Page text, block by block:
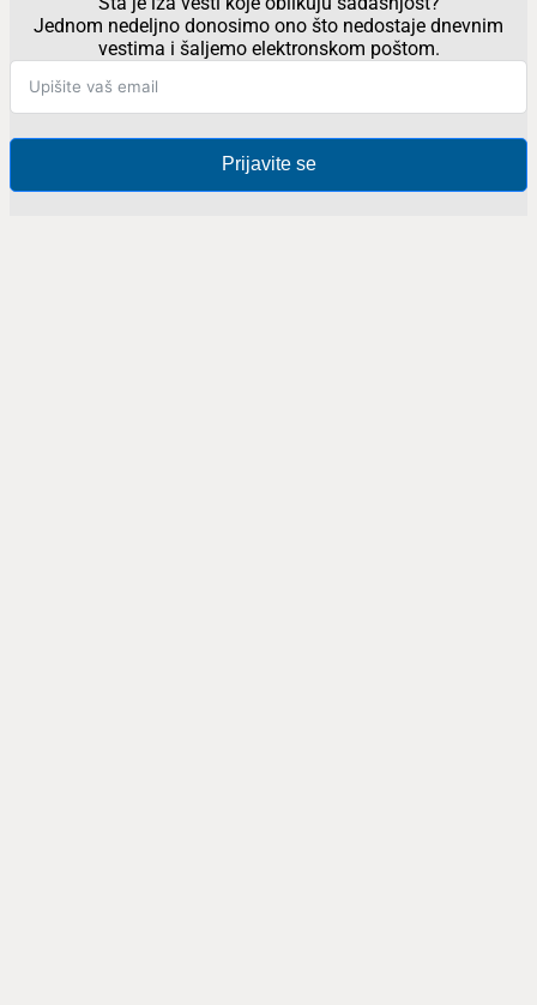
Jednom nedeljno donosimo ono što nedostaje dnevnim
vestima i šaljemo elektronskom poštom.
Prijavite se